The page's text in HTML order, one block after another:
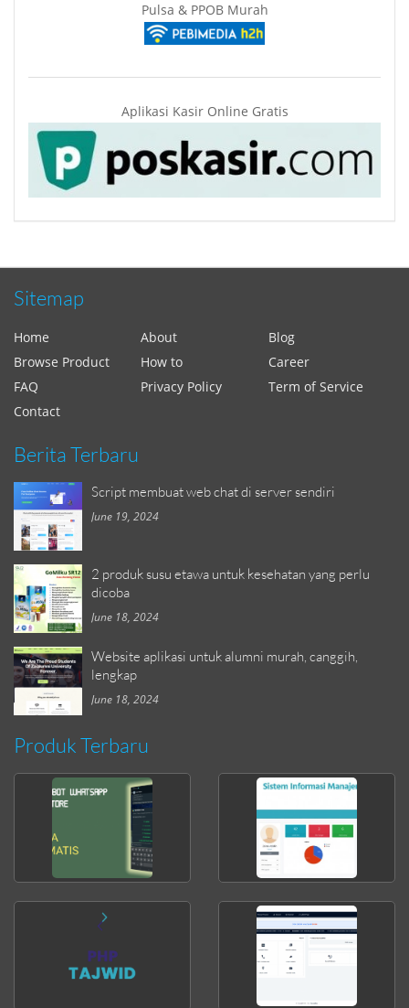
Pulsa & PPOB Murah
Aplikasi Kasir Online Gratis
Sitemap
Home About
Blog
Browse Product
How to
Career
FAQ
Privacy Policy
Term of Service
Contact
Berita Terbaru
Script membuat web chat di server sendiri
June 19, 2024
2 produk susu etawa untuk kesehatan yang perlu
dicoba
June 18, 2024
Website aplikasi untuk alumni murah, canggih,
lengkap
June 18, 2024
Produk Terbaru